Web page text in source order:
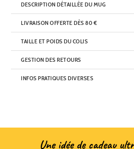
DESCRIPTION DÉTAILLÉE DU MUG
LIVRAISON OFFERTE DÈS 80 €
TAILLE ET POIDS DU COLIS
GESTION DES RETOURS
INFOS PRATIQUES DIVERSES
Une idée de cadeau